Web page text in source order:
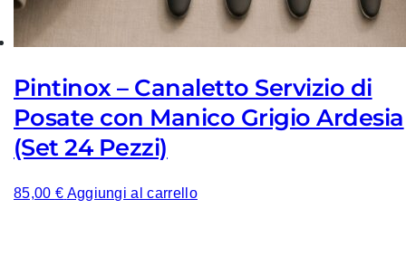
Pintinox – Canaletto Servizio di
Posate con Manico Grigio Ardesia
(Set 24 Pezzi)
85,00 € Aggiungi al carrello